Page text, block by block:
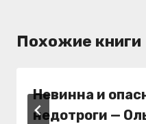
Похожие книги
Невинна и
недотроги —